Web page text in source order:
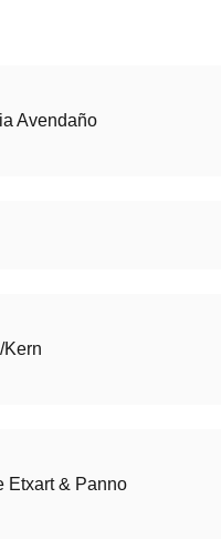
Avendaño
Kern
Etxart & Panno